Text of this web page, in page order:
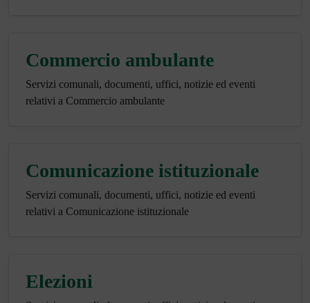
Commercio ambulante
Servizi comunali, documenti, uffici, notizie ed eventi
relativi a Commercio ambulante
Comunicazione istituzionale
Servizi comunali, documenti, uffici, notizie ed eventi
relativi a Comunicazione istituzionale
Elezioni